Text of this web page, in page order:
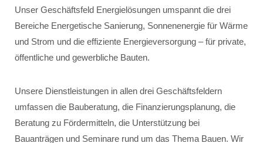
Unser Geschäftsfeld Energielösungen umspannt die drei
Bereiche Energetische Sanierung, Sonnenenergie für Wärme
und Strom und die effiziente Energieversorgung – für private,
öffentliche und gewerbliche Bauten.
Unsere Dienstleistungen in allen drei Geschäftsfeldern
umfassen die Bauberatung, die Finanzierungsplanung, die
Beratung zu Fördermitteln, die Unterstützung bei
Bauanträgen und Seminare rund um das Thema Bauen. Wir